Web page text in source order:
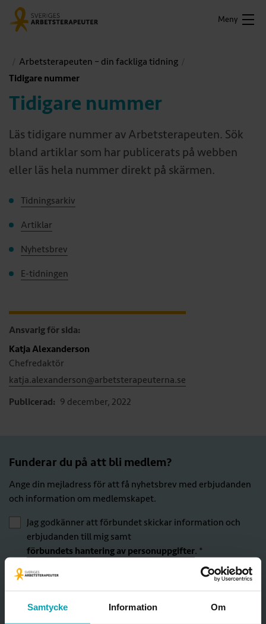
Samtycke Information Om
Meny
Arbetsterapeuten – din fackliga tidning
Tidigare nummer
Tidigare nummer
Läs tidigare nummer av Arbetsterapeuten. Sök
bland artiklar som har publicerats på webben
eller läs hela nummer direkt på skärmen.
Tidningsarkiv
Artiklar
Nyhetsbrev
E-tidningen
Ansvarig för sida:
Katja Alexanderson
Chefredaktör
katja.alexanderson@arbetsterapeuterna.se
Publicerad: 9 december, 2022
Funderar du på att bli medlem?
Ange din mejladress för att få nyhetsbrev med erbjudanden
och information om medlemskapet.
Jag godkänner att förbundet skickar information och
erbjudanden till mig samt
förbundets hantering av personuppgifter. *
Mejladress